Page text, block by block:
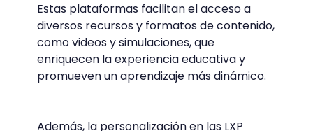
Estas plataformas facilitan el acceso a
diversos recursos y formatos de contenido,
como videos y simulaciones, que
enriquecen la experiencia educativa y
promueven un aprendizaje más dinámico.
Además, la personalización en las LXP